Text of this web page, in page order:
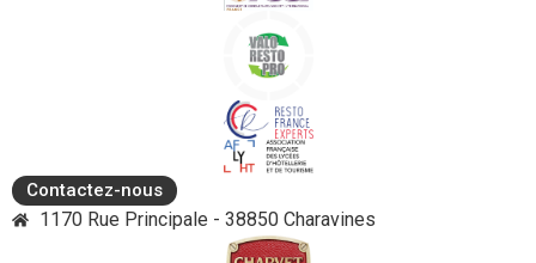
Contactez-nous
1170 Rue Principale - 38850 Charavines